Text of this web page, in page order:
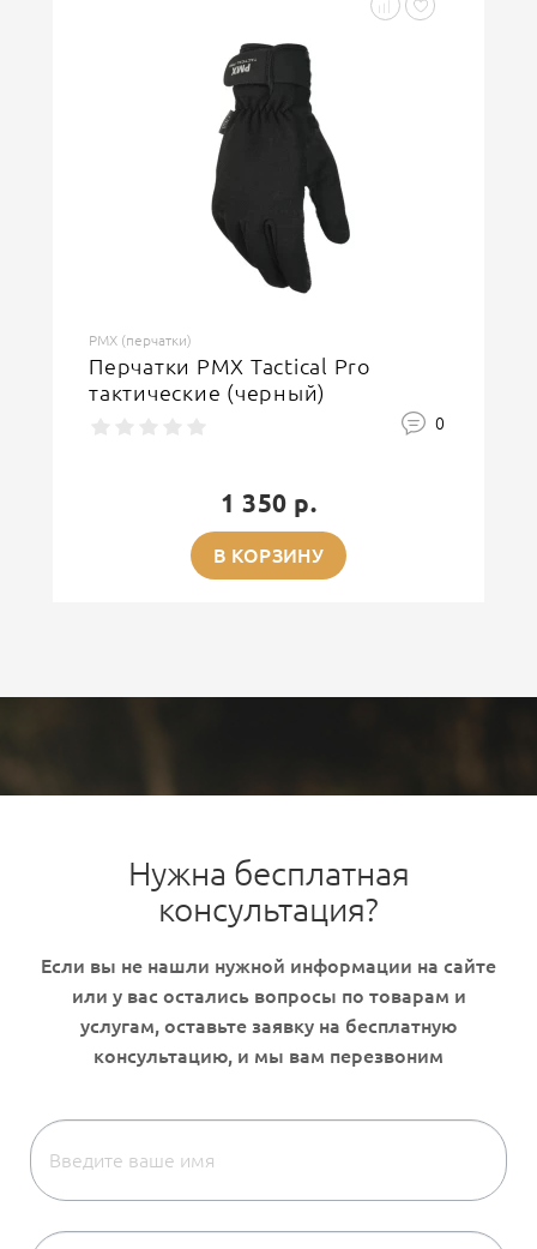
PMX (перчатки)
Перчатки PMX Tactical Pro
тактические (черный)
0
1 350 р.
В КОРЗИНУ
Нужна бесплатная
консультация?